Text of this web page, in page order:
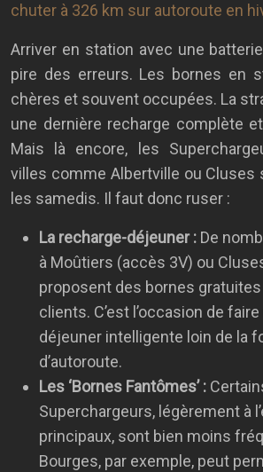
chuter à 326 km sur autoroute en
Arriver en station avec une
pire des erreurs. Les bornes en
chères et souvent occupées. La
une dernière recharge complète
Mais là encore, les
villes comme Albertville ou Cluses
les samedis. Il faut donc ruser :
La recharge-déjeuner : De
à Moûtiers (accès 3V) ou
proposent des bornes
clients. C’est l’occasion de
déjeuner intelligente loin de la
d’autoroute.
Les ‘Bornes Fantômes’ :
Superchargeurs, légèrement à
principaux, sont bien moins
Bourges, par exemple, peut